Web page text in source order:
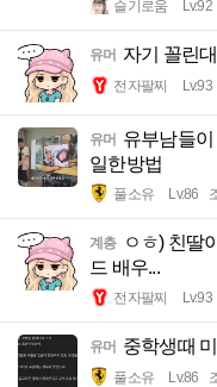
슬기로움 Lv.92
유머 자기 꼴린
전자팔찌 Lv.93
유머 유부남들
일한방법
풀소유 Lv.86
계층
ㅇㅎ) 친딸
드 배우...
전자팔찌 Lv.93
유머 중학생때
풀소유 Lv.86